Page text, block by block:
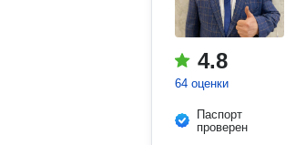
4.8
64 оценки
Паспорт
проверен